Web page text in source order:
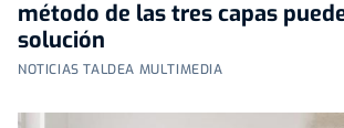
método de las tres capas
solución
NOTICIAS TALDEA MULTIMEDIA